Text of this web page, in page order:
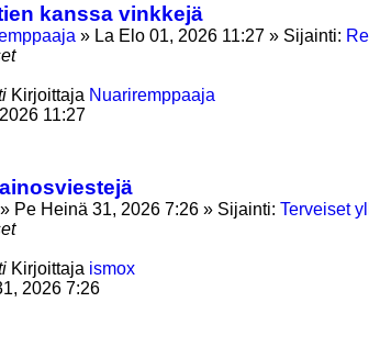
kanssa vinkkejä
» La Elo 01, 2026 11:27 » Sijainti:
Kirjoittaja Nuariremppaaja
11:27
» Pe Heinä 31, 2026 7:26 » Sijainti: Terveiset
Kirjoittaja ismox
2026 7:26